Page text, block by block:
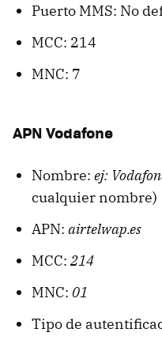
Puerto MMS: No
MCC: 214
MNC: 7
APN Vodafone
Nombre: ej:
cualquier nombre)
APN: airtelwap.es
MCC:214
MNC: 01
Tipo de